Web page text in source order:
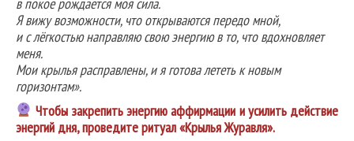
Я вижу возможности, что открываются передо мной,
и с лёгкостью направляю свою энергию в то, что вдохновляет
меня.
Мои крылья расправлены, и я готова лететь к новым
горизонтам».
Чтобы закрепить энергию аффирмации и усилить действие
энергий дня, проведите ритуал «Крылья Журавля».